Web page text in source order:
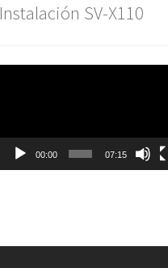
Instalación SV-X110
00:00 07:15